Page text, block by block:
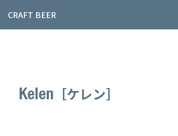
CRAFT BEER
Kelen ［ケレン］